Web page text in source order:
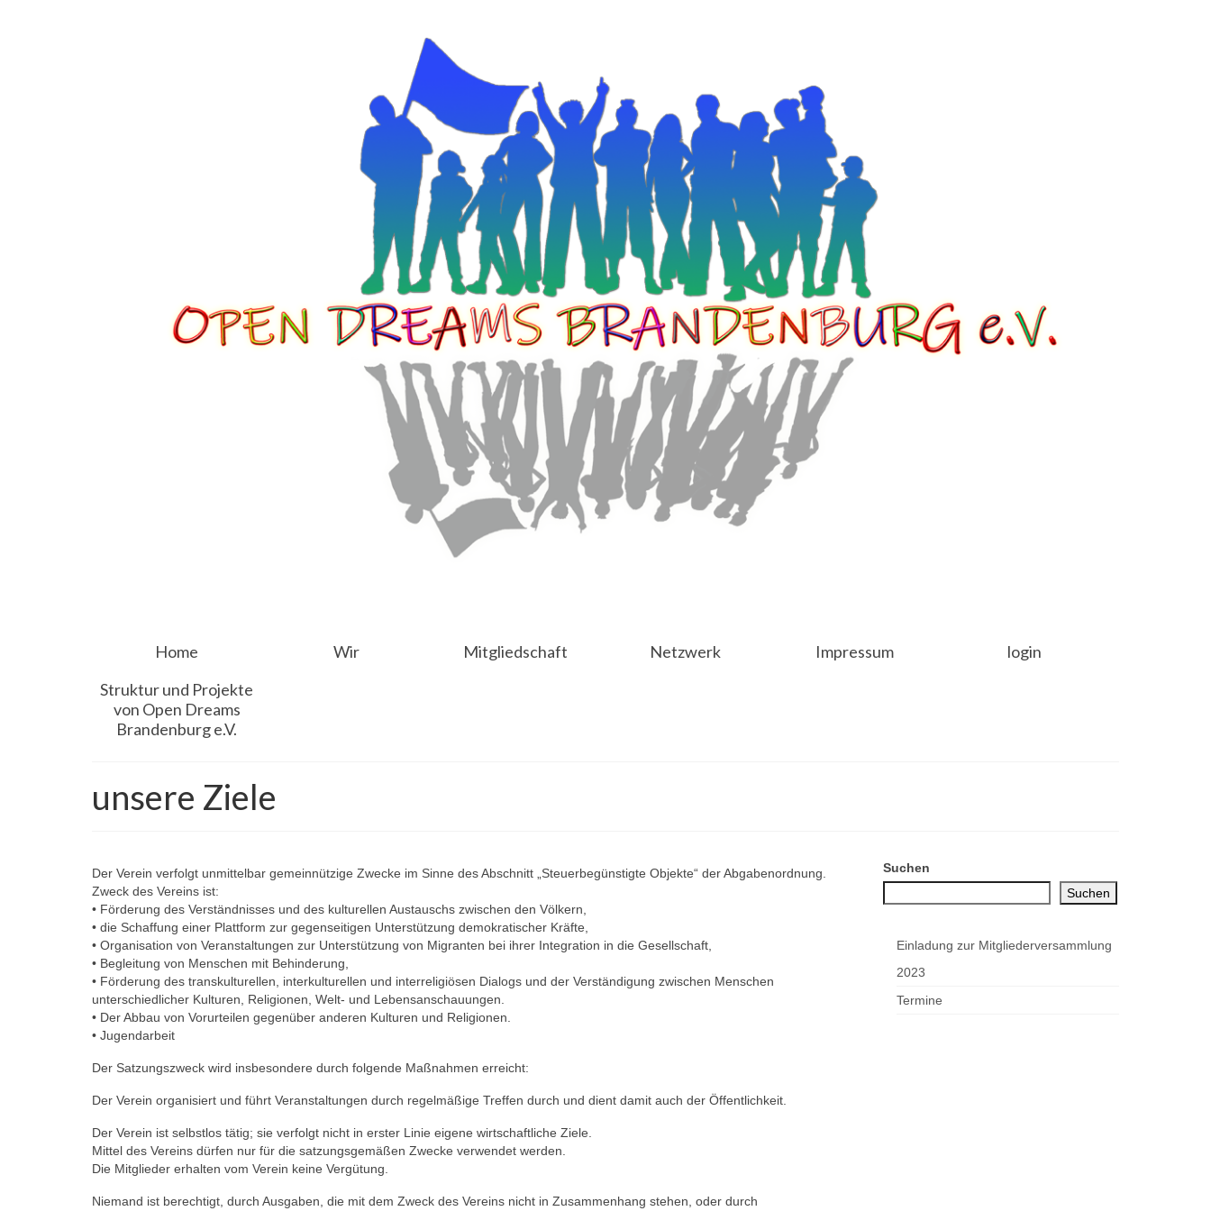
Home Wir Mitgliedschaft Netzwerk Impressum
login
Struktur und Projekte
von Open Dreams
Brandenburg e.V.
unsere Ziele
Der Verein verfolgt unmittelbar gemeinnützige Zwecke im Sinne des Abschnitt „Steuerbegünstigte Objekte“ der Abgabenordnung.
Zweck des Vereins ist:
• Förderung des Verständnisses und des kulturellen Austauschs zwischen den Völkern,
• die Schaffung einer Plattform zur gegenseitigen Unterstützung demokratischer Kräfte,
• Organisation von Veranstaltungen zur Unterstützung von Migranten bei ihrer Integration in die Gesellschaft,
• Begleitung von Menschen mit Behinderung,
• Förderung des transkulturellen, interkulturellen und interreligiösen Dialogs und der Verständigung zwischen Menschen
unterschiedlicher Kulturen, Religionen, Welt- und Lebensanschauungen.
• Der Abbau von Vorurteilen gegenüber anderen Kulturen und Religionen.
• Jugendarbeit
Der Satzungszweck wird insbesondere durch folgende Maßnahmen erreicht:
Der Verein organisiert und führt Veranstaltungen durch regelmäßige Treffen durch und dient damit auch der Öffentlichkeit.
Der Verein ist selbstlos tätig; sie verfolgt nicht in erster Linie eigene wirtschaftliche Ziele.
Mittel des Vereins dürfen nur für die satzungsgemäßen Zwecke verwendet werden.
Die Mitglieder erhalten vom Verein keine Vergütung.
Niemand ist berechtigt, durch Ausgaben, die mit dem Zweck des Vereins nicht in Zusammenhang stehen, oder durch
Suchen
Suchen
Einladung zur Mitgliederversammlung
2023
Termine